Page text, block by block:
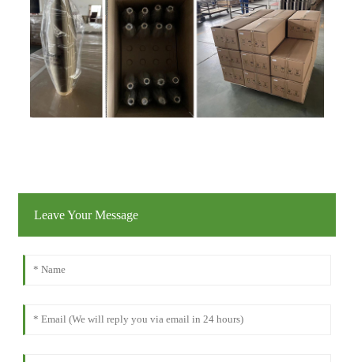
Leave Your Message